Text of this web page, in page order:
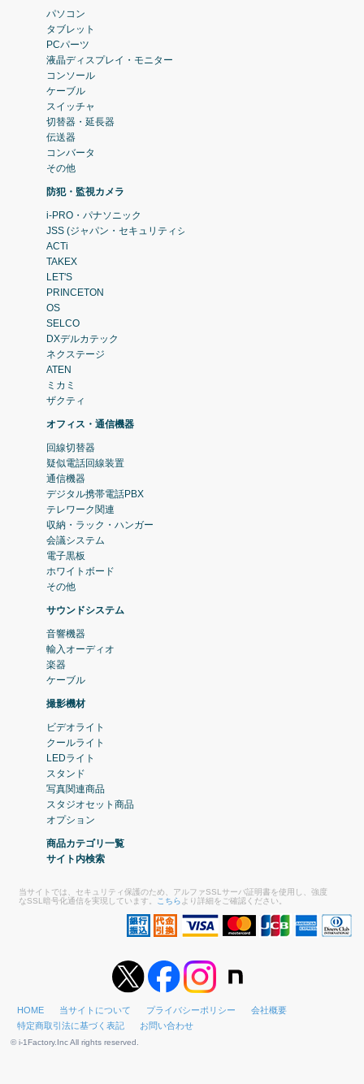
パソコン
タブレット
PCパーツ
液晶ディスプレイ・モニター
コンソール
ケーブル
スイッチャ
切替器・延長器
伝送器
コンバータ
その他
防犯・監視カメラ
i-PRO・パナソニック
JSS (ジャパン・セキュリティシステム)
ACTi
TAKEX
LET'S
PRINCETON
OS
SELCO
DXデルカテック
ネクステージ
ATEN
ミカミ
ザクティ
オフィス・通信機器
回線切替器
疑似電話回線装置
通信機器
デジタル携帯電話PBX
テレワーク関連
収納・ラック・ハンガー
会議システム
電子黒板
ホワイトボード
その他
サウンドシステム
音響機器
輸入オーディオ
楽器
ケーブル
撮影機材
ビデオライト
クールライト
LEDライト
スタンド
写真関連商品
スタジオセット商品
オプション
商品カテゴリ一覧
サイト内検索
当サイトでは、セキュリティ保護のため、アルファSSLサーバ証明書を使用し、強度
なSSL暗号化通信を実現しています。
こちら より詳細をご確認ください。
HOME 当サイトについて プライバシーポリシー
会社概要
特定商取引法に基づく表記
お問い合わせ
© i-1Factory.Inc All rights reserved.